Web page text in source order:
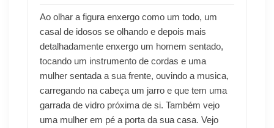
Ao olhar a figura enxergo como um todo, um
casal de idosos se olhando e depois mais
detalhadamente enxergo um homem sentado,
tocando um instrumento de cordas e uma
mulher sentada a sua frente, ouvindo a musica,
carregando na cabeça um jarro e que tem uma
garrada de vidro próxima de si. Também vejo
uma mulher em pé a porta da sua casa. Vejo